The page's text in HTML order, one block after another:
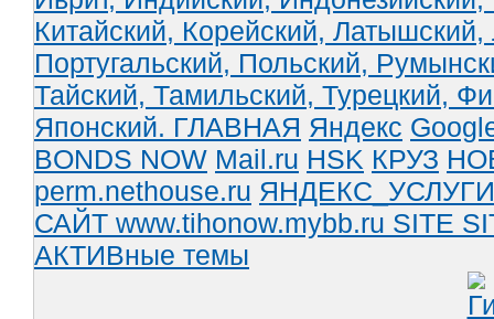
Китайский, Корейский, Латышский,
Португальский, Польский,
Тайский, Тамильский, Турецкий,
Японский. ГЛАВНАЯ Яндекс
BONDS NOW Mail.ru HSK КРУЗ
perm.nethouse.ru ЯНДЕКС_УСЛУГИ
САЙТ www.tihonow.mybb.ru SITE
АКТИВные темы